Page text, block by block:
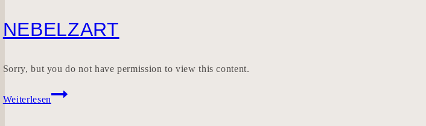
NEBELZART
Sorry, but you do not have permission to view this content.
Weiterlesen
NEBELZART